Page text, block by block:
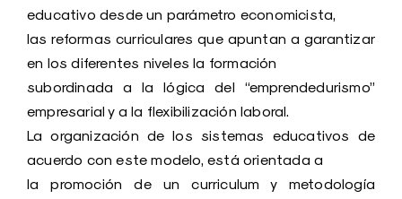
educativo desde un parámetro economicista,
las reformas curriculares que apuntan a garantizar
en los diferentes niveles la formación
subordinada a la lógica del “emprendedurismo”
empresarial y a la flexibilización laboral.
La organización de los sistemas educativos de
acuerdo con este modelo, está orientada a
la promoción de un curriculum y metodología